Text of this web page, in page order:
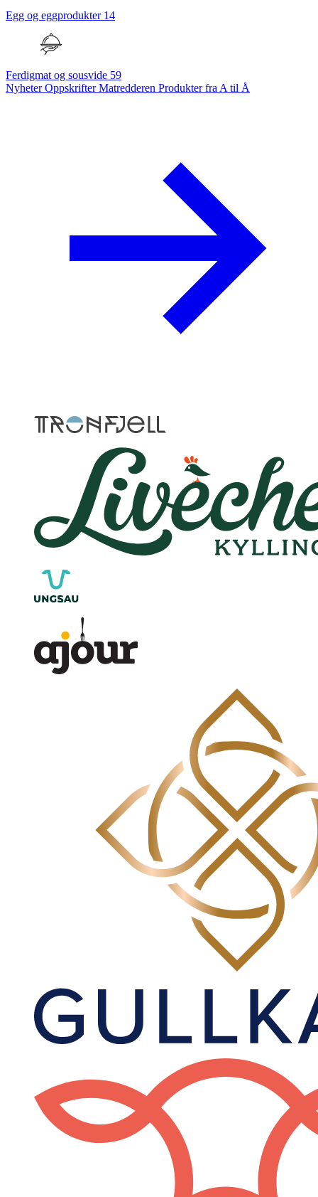
Egg og eggprodukter 14
Ferdigmat og sousvide 59
NyheterOppskrifterMatredderen Produkter fra A til Å